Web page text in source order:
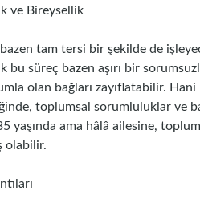
ve Bireysellik
tam tersi bir şekilde de
bu süreç bazen aşırı bir
olan bağları zayıflatabilir.
toplumsal sorumluluklar ve
yaşında ama hâlâ ailesine,
olabilir.